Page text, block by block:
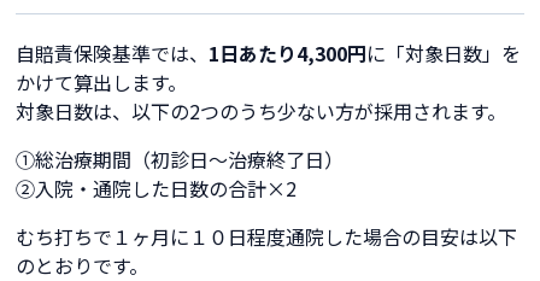
自賠責保険基準では、 1日あたり4,300円に「対象日数」を
かけて算出します。
対象日数は、以下の2つのうち少ない方が採用されます。
①総治療期間（初診日〜治療終了日）
②入院・通院した日数の合計×2
むち打ちで１ヶ月に１０日程度通院した場合の目安は以下
のとおりです。